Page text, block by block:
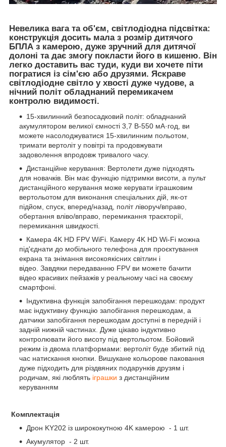
Невелика вага та об'єм, світлодіодна підсвітка:
конструкція досить мала з розмір дитячого
БПЛА з камерою, дуже зручний для дитячої
долоні та дає змогу покласти його в кишеню. Він
легко доставить вас туди, куди ви хочете піти
погратися із сім'єю або друзями. Яскраве
світлодіодне світло у хвості дуже чудове, а
нічний політ обладнаний перемикачем
контролю видимості.
15-хвилинний безпосадковий політ: обладнаний
акумулятором великої ємності 3,7 В-550 мА·год, ви
можете насолоджуватися 15-хвилинним польотом,
тримати вертоліт у повітрі та продовжувати
задоволення впродовж тривалого часу.
Дистанційне керування: Вертолети дуже підходять
для новачків. Він має функцію підтримки висоти, а пульт
дистанційного керування може керувати іграшковим
вертольотом для виконання спеціальних дій, як-от
підйом, спуск, вперед/назад, політ ліворуч/вправо,
обертання вліво/вправо, перемикання траєкторії,
перемикання швидкості.
Камера 4K HD FPV WiFi. Камеру 4K HD Wi-Fi можна
під'єднати до мобільного телефона для проєктування
екрана та знімання високоякісних світлин і
відео. Завдяки передаванню FPV ви можете бачити
відео красивих пейзажів у реальному часі на своєму
смартфоні.
Індуктивна функція запобігання перешкодам: продукт
має індуктивну функцію запобігання перешкодам, а
датчики запобігання перешкодам доступні в передній і
задній нижній частинах. Дуже цікаво індуктивно
контролювати його висоту під вертольотом. Бойовий
режим із двома платформами: вертоліт буде збитий під
час натискання кнопки. Вишукане кольорове паковання
дуже підходить для різдвяних подарунків друзям і
родичам, які люблять іграшки з дистанційним
керуванням
Комплектація
Дрон KY202 із ширококутною 4K камерою - 1 шт.
Акумулятор - 2 шт.